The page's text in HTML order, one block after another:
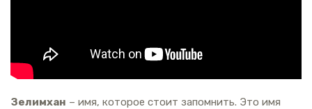
Зелимхан – имя, которое стоит запомнить. Это имя